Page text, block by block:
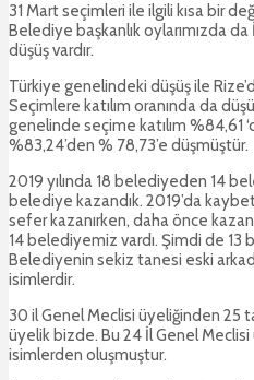
31 Mart seçimleri ile ilgili kısa bir
Belediye başkanlık oylarımızda
düşüş vardır.
Türkiye genelindeki düşüş ile
Seçimlere katılım oranında da
genelinde seçime katılım %84,61
%83,24’den % 78,73’e düşmüştür.
2019 yılında 18 belediyeden 14
belediye kazandık. 2019’da
sefer kazanırken, daha önce
14 belediyemiz vardı. Şimdi de 13
Belediyenin sekiz tanesi eski
isimlerdir.
30 il Genel Meclisi üyeliğinden 25
üyelik bizde. Bu 24 İl Genel
isimlerden oluşmuştur.